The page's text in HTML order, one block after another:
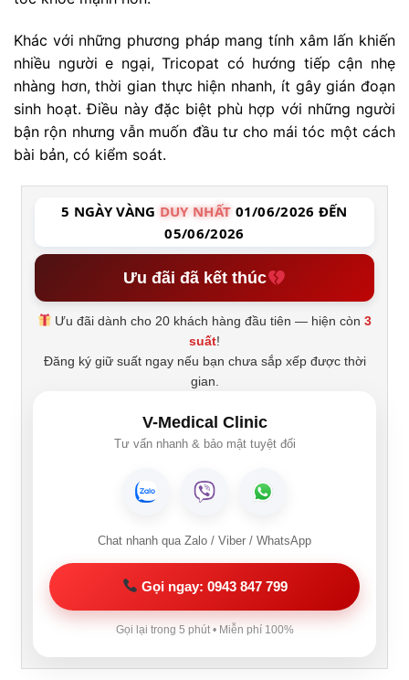
Khác với những phương pháp mang tính xâm lấn khiến
nhiều người e ngại, Tricopat có hướng tiếp cận nhẹ
nhàng hơn, thời gian thực hiện nhanh, ít gây gián đoạn
sinh hoạt. Điều này đặc biệt phù hợp với những người
bận rộn nhưng vẫn muốn đầu tư cho mái tóc một cách
bài bản, có kiểm soát.
5 NGÀY VÀNG DUY NHẤT 01/06/2026 ĐẾN
05/06/2026
Ưu đãi đã kết thúc
Ưu đãi dành cho 20 khách hàng đầu tiên — hiện còn3
suất!
Đăng ký giữ suất ngay nếu bạn chưa sắp xếp được thời
gian.
V-Medical Clinic
Tư vấn nhanh & bảo mật tuyệt đối
Chat nhanh qua Zalo / Viber / WhatsApp
Gọi ngay: 0943 847 799
Gọi lại trong 5 phút • Miễn phí 100%